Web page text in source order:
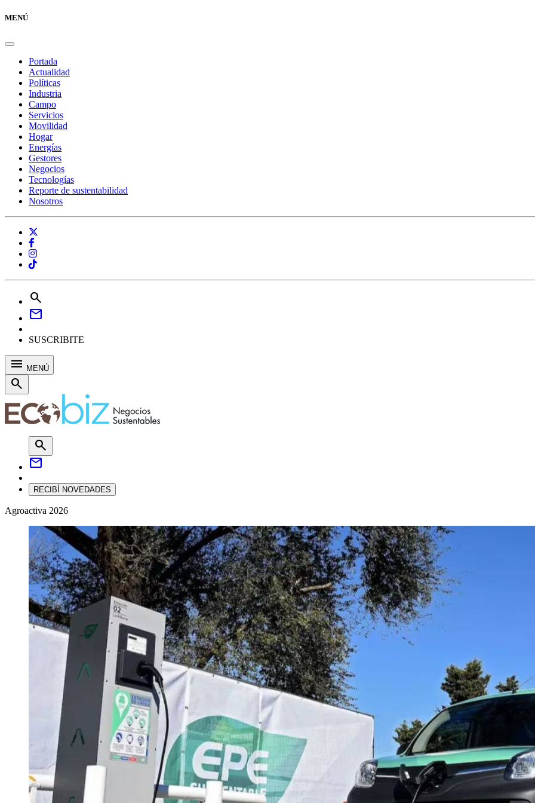
MENÚ
Portada
Actualidad
Políticas
Industria
Campo
Servicios
Movilidad
Hogar
Energías
Gestores
Negocios
Tecnologías
Reporte de sustentabilidad
Nosotros
search
mail
SUSCRIBITE
menu MENÚ
search
search
mail
RECIBÍ NOVEDADES
Agroactiva 2026